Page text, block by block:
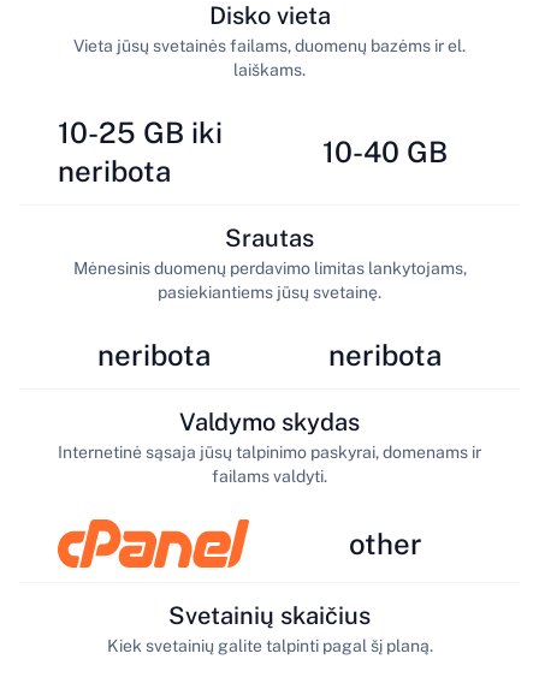
10-25 GB iki
neribota
Disko vieta
Vieta jūsų svetainės failams, duomenų bazėms ir el.
laiškams.
10-40 GB
neribota
Srautas
Mėnesinis duomenų perdavimo limitas lankytojams,
pasiekiantiems jūsų svetainę.
neribota
Valdymo skydas
Internetinė sąsaja jūsų talpinimo paskyrai, domenams ir
failams valdyti.
other
Svetainių skaičius
Kiek svetainių galite talpinti pagal šį planą.